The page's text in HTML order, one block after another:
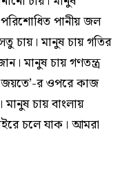
পানীয় জল
চায়। মানুষ চায় গতির
মানুষ চায় গণতন্ত্র
জয়তে’-র ওপরে কাজ
চায় বাংলায়
চলে যাক। আমরা